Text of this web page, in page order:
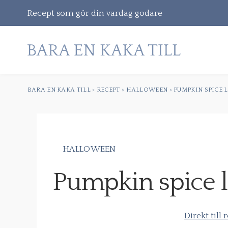
Recept som gör din vardag godare
Gå
efter:
BARA EN KAKA TILL> RECEPT > HALLOWEEN > PUMPKIN SPICE
HALLOWEEN
Pumpkin spice
Direkt till